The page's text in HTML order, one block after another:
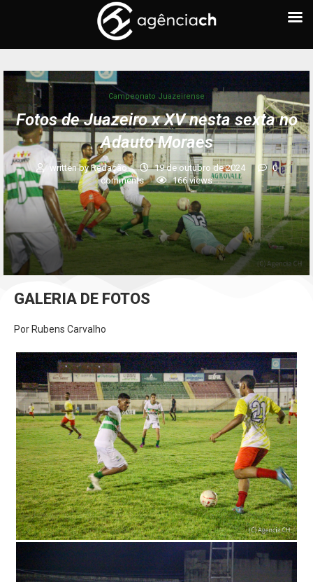
Campeonato Juazeirense
Fotos de Juazeiro x XV nesta sexta no
Adauto Moraes
written byRedação 19 de outubro de 2024
0
comments
166views
GALERIA DE FOTOS
Por Rubens Carvalho